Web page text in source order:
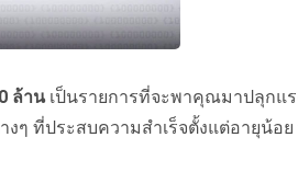
ล้านเป็นรายการที่จะพาคุณมาปลุกแ
งๆ ที่ประสบความสำเร็จตั้งแต่อายุน้